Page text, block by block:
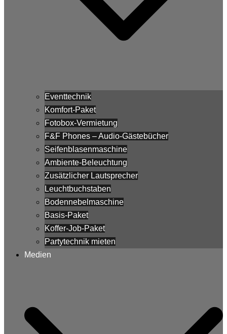
Eventtechnik
Komfort-Paket
Fotobox-Vermietung
F&F Phones – Audio-Gästebücher
Seifenblasenmaschine
Ambiente-Beleuchtung
Zusätzlicher Lautsprecher
Leuchtbuchstaben
Bodennebelmaschine
Basis-Paket
Koffer-Job-Paket
Partytechnik mieten
Medien